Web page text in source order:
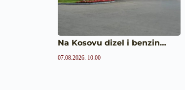
Na Kosovu dizel i benzin…
07.08.2026. 10:00